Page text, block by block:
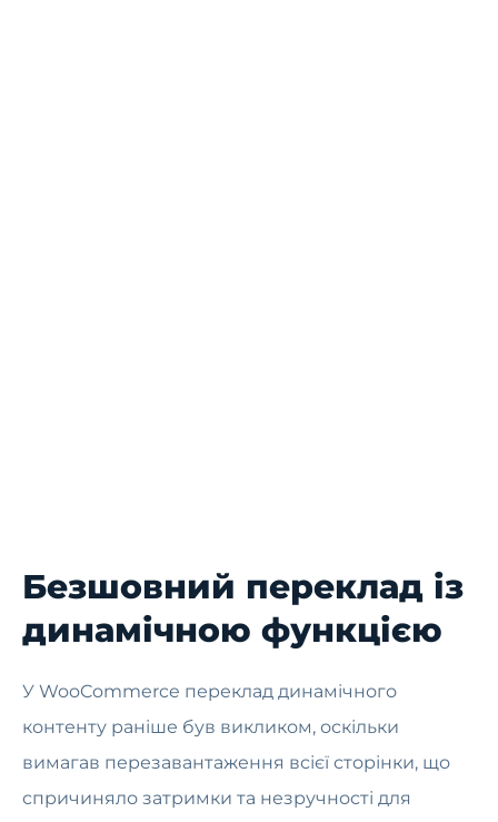
Безшовний переклад із
динамічною функцією
У WooCommerce переклад динамічного
контенту раніше був викликом, оскільки
вимагав перезавантаження всієї сторінки, що
спричиняло затримки та незручності для